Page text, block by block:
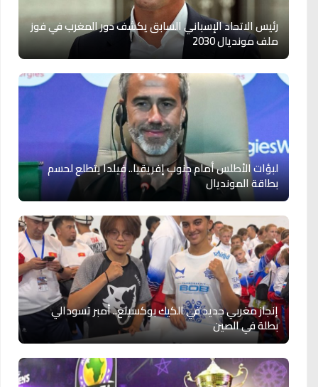
رئيس الاتحاد الإسباني السابق يكشف دور المغرب في فوز
ملف مونديال 2030
لبؤات الأطلس أمام جنوب إفريقيا.. فيلدا يتطلع لحسم
بطاقة المونديال
إنجاز مغربي جديد في الكيك بوكسينغ.. أمبر تسودالي
بطلة في الصين